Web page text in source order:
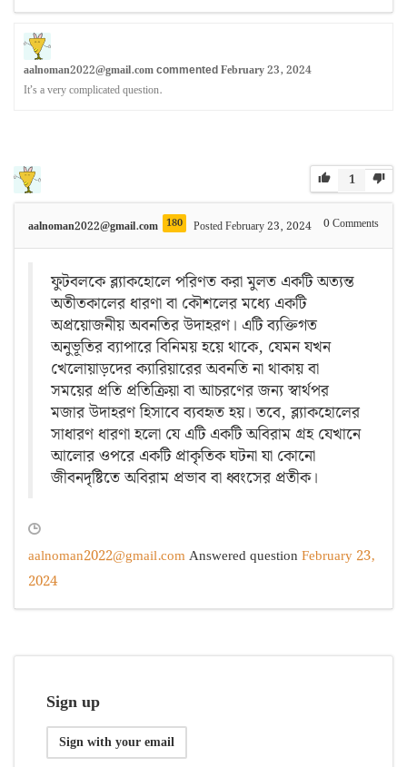
aalnoman2022@gmail.com commented February 23, 2024
It’s a very complicated question.
1
aalnoman2022@gmail.com 180 Posted February 23, 2024 0Comments
ফুটবলকে ব্ল্যাকহোলে পরিণত করা মুলত একটি অত্যন্ত
অতীতকালের ধারণা বা কৌশলের মধ্যে একটি
অপ্রয়োজনীয় অবনতির উদাহরণ। এটি ব্যক্তিগত
অনুভূতির ব্যাপারে বিনিময় হয়ে থাকে, যেমন যখন
খেলোয়াড়দের ক্যারিয়ারের অবনতি না থাকায় বা
সময়ের প্রতি প্রতিক্রিয়া বা আচরণের জন্য স্বার্থপর
মজার উদাহরণ হিসাবে ব্যবহৃত হয়। তবে, ব্ল্যাকহোলের
সাধারণ ধারণা হলো যে এটি একটি অবিরাম গ্রহ যেখানে
আলোর ওপরে একটি প্রাকৃতিক ঘটনা যা কোনো
জীবনদৃষ্টিতে অবিরাম প্রভাব বা ধ্বংসের প্রতীক।
aalnoman2022@gmail.comAnswered question February 23,
2024
Sign up
Sign with your email